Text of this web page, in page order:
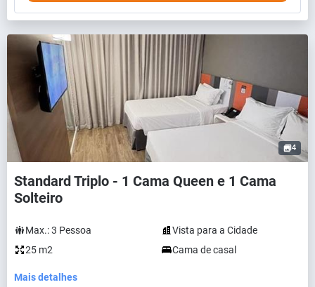
4
Standard Triplo - 1 Cama Queen e 1 Cama
Solteiro
Max.:3 Pessoa
Vista para a Cidade
25 m2
Cama de casal
Mais detalhes